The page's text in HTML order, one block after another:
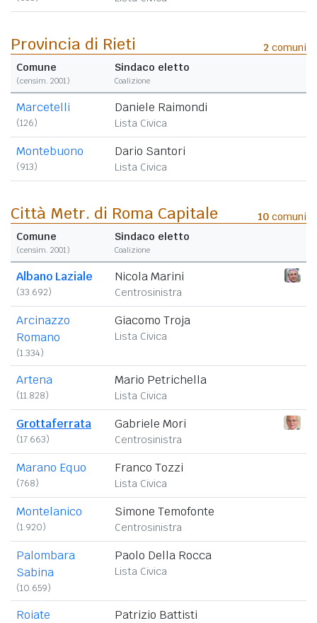
Provincia di Rieti 2 comuni
Comune
(censim. 2001)
Sindaco eletto
Coalizione
Marcetelli
(126)
Daniele Raimondi
Lista Civica
Montebuono
(913)
Dario Santori
Lista Civica
Città Metr. di Roma Capitale 10 comuni
Comune
(censim. 2001)
Sindaco eletto
Coalizione
Albano Laziale
(33.692)
Nicola Marini
Centrosinistra
Arcinazzo
Romano
(1.334)
Giacomo Troja
Lista Civica
Artena
(11.828)
Mario Petrichella
Lista Civica
Grottaferrata
(17.663)
Gabriele Mori
Centrosinistra
Marano Equo
(768)
Franco Tozzi
Lista Civica
Montelanico
(1.920)
Simone Temofonte
Centrosinistra
Palombara
Sabina
(10.659)
Paolo Della Rocca
Lista Civica
Roiate Patrizio Battisti